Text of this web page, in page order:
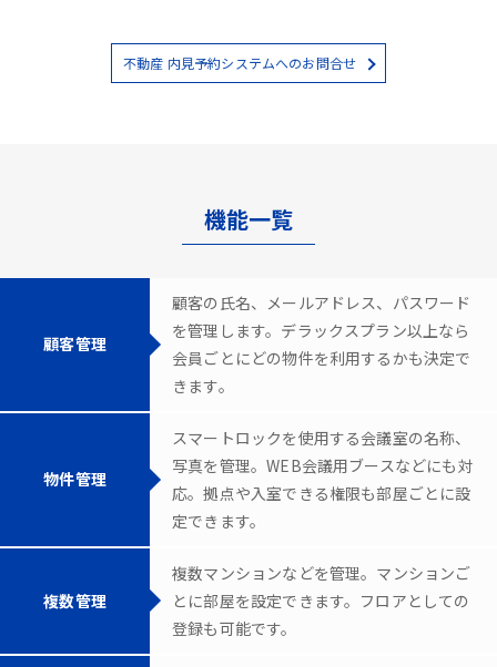
不動産 内見予約システムへのお問合せ
機能一覧
顧客管理
顧客の氏名、メールアドレス、パスワード
を管理します。デラックスプラン以上なら
会員ごとにどの物件を利用するかも決定で
きます。
物件管理
スマートロックを使用する会議室の名称、
写真を管理。WEB会議用ブースなどにも対
応。拠点や入室できる権限も部屋ごとに設
定できます。
複数管理
複数マンションなどを管理。マンションご
とに部屋を設定できます。フロアとしての
登録も可能です。